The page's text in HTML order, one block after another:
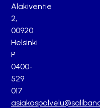
Alakiventie
2,
00920
Helsinki
P.
0400-
529
017